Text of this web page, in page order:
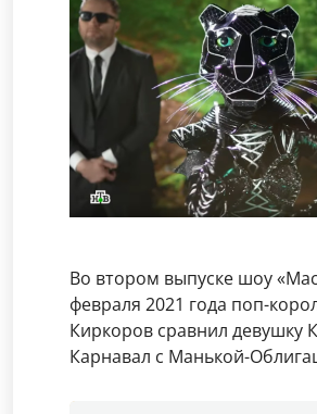
Во втором выпуске шоу
февраля 2021 года поп-
Киркоров сравнил девушку
Карнавал с Манькой-